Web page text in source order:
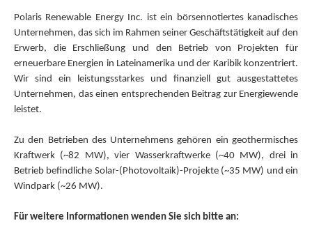
Polaris Renewable Energy Inc. ist ein börsennotiertes kanadisches
Unternehmen, das sich im Rahmen seiner Geschäftstätigkeit auf den
Erwerb, die Erschließung und den Betrieb von Projekten für
erneuerbare Energien in Lateinamerika und der Karibik konzentriert.
Wir sind ein leistungsstarkes und finanziell gut ausgestattetes
Unternehmen, das einen entsprechenden Beitrag zur Energiewende
leistet.
Zu den Betrieben des Unternehmens gehören ein geothermisches
Kraftwerk (~82 MW), vier Wasserkraftwerke (~40 MW), drei in
Betrieb befindliche Solar-(Photovoltaik)-Projekte (~35 MW) und ein
Windpark (~26 MW).
Für weitere Informationen wenden Sie sich bitte an: